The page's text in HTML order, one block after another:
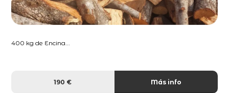
400 kg de Encina...
190 € Más info